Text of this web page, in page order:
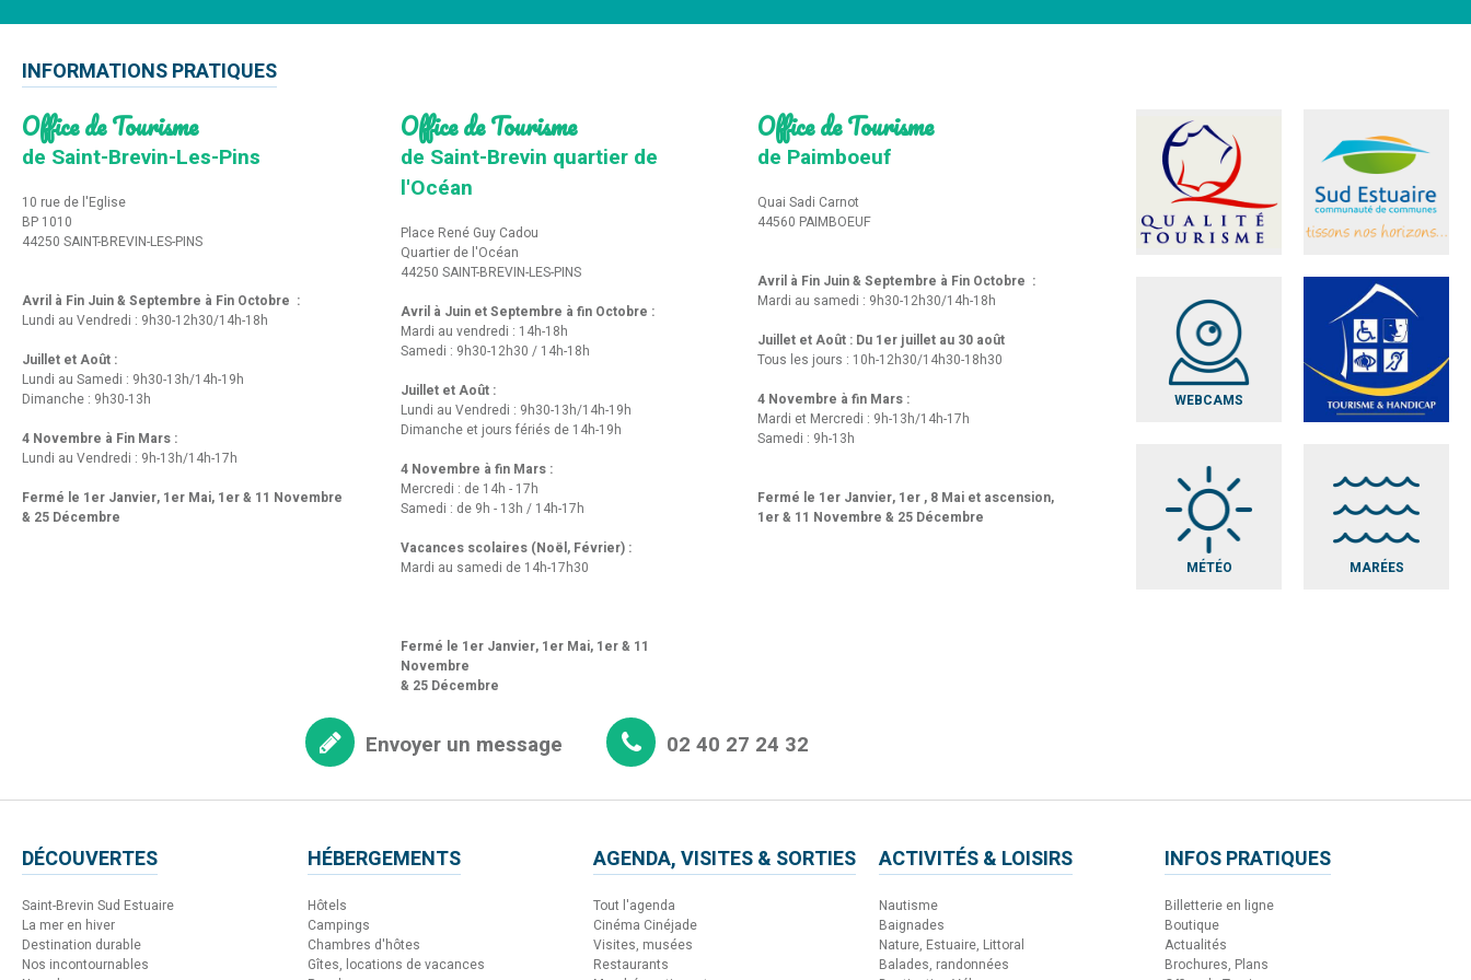
INFORMATIONS PRATIQUES
Office de Tourisme
de Saint-Brevin-Les-Pins
10 rue de l'Eglise
BP 1010
44250 SAINT-BREVIN-LES-PINS
Avril à Fin Juin & Septembre à Fin Octobre :
Lundi au Vendredi : 9h30-12h30/14h-18h
Juillet et Août :
Lundi au Samedi : 9h30-13h/14h-19h
Dimanche : 9h30-13h
4 Novembre à Fin Mars :
Lundi au Vendredi : 9h-13h/14h-17h
Fermé le 1er Janvier, 1er Mai, 1er & 11 Novembre
& 25 Décembre
Office de Tourisme
de Saint-Brevin quartier de
l'Océan
Place René Guy Cadou
Quartier de l'Océan
44250 SAINT-BREVIN-LES-PINS
Avril à Juin et Septembre à fin Octobre :
Mardi au vendredi : 14h-18h
Samedi : 9h30-12h30 / 14h-18h
Juillet et Août :
Lundi au Vendredi : 9h30-13h/14h-19h
Dimanche et jours fériés de 14h-19h
4 Novembre à fin Mars :
Mercredi : de 14h - 17h
Samedi : de 9h - 13h / 14h-17h
Vacances scolaires (Noël, Février) :
Mardi au samedi de 14h-17h30
Fermé le 1er Janvier, 1er Mai, 1er & 11
Novembre
& 25 Décembre
Office de Tourisme
de Paimboeuf
Quai Sadi Carnot
44560 PAIMBOEUF
Avril à Fin Juin & Septembre à Fin Octobre :
Mardi au samedi : 9h30-12h30/14h-18h
Juillet et Août : Du 1er juillet au 30 août
Tous les jours : 10h-12h30/14h30-18h30
4 Novembre à fin Mars :
Mardi et Mercredi : 9h-13h/14h-17h
Samedi : 9h-13h
Fermé le 1er Janvier, 1er , 8 Mai et ascension,
1er & 11 Novembre & 25 Décembre
WEBCAMS
MÉTÉO MARÉES
Envoyer un message 02 40 27 24 32
DÉCOUVERTES
Saint-Brevin Sud Estuaire
La mer en hiver
Destination durable
Nos incontournables
HÉBERGEMENTS
Hôtels
Campings
Chambres d'hôtes
Gîtes, locations de vacances
AGENDA, VISITES & SORTIES
Tout l'agenda
Cinéma Cinéjade
Visites, musées
Restaurants
ACTIVITÉS & LOISIRS
Nautisme
Baignades
Nature, Estuaire, Littoral
Balades, randonnées
INFOS PRATIQUES
Billetterie en ligne
Boutique
Actualités
Brochures, Plans